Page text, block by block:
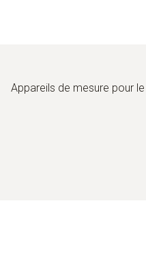
Appareils de mesure pour